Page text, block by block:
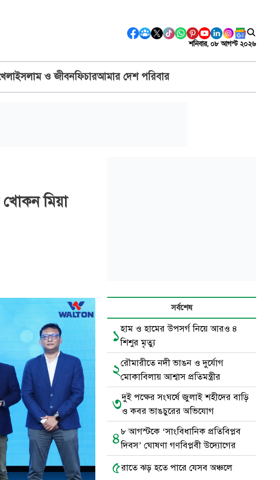
শনিবার, ০৮ আগস্ট ২০২৬
ইসলাম ও জীবনফিচারআমার দেশ পরিবার
খোকন মিয়া
সর্বশেষ
১হাম ও হামের উপসর্গ নিয়ে আরও ৪
শিশুর মৃত্যু
২রৌমারীতে নদী ভাঙন ও দুর্যোগ
মোকাবিলায় আশ্বাস প্রতিমন্ত্রীর
৩দুই পক্ষের সংঘর্ষে জুলাই শহীদের বাড়ি
ও কবর ভাঙচুরের অভিযোগ
৪৮ আগস্টকে ‘সাংবিধানিক প্রতিবিপ্লব
দিবস’ ঘোষণা গণবিপ্লবী উদ্যোগের
৫রাতে ঝড় হতে পারে যেসব অঞ্চলে